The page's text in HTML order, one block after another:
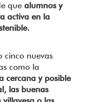
que alumnos y
activa en la
cinco nuevas
como la
cercana y posible
las buenas